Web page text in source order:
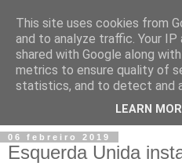
06 febreiro 2019
Esquerda Unida
This site uses cookies from
and to analyze traffic. Your
shared with Google along
metrics to ensure quality of
statistics, and to detect and
LEARN